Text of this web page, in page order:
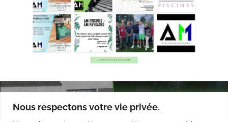
Nous respectons votre vie privée.